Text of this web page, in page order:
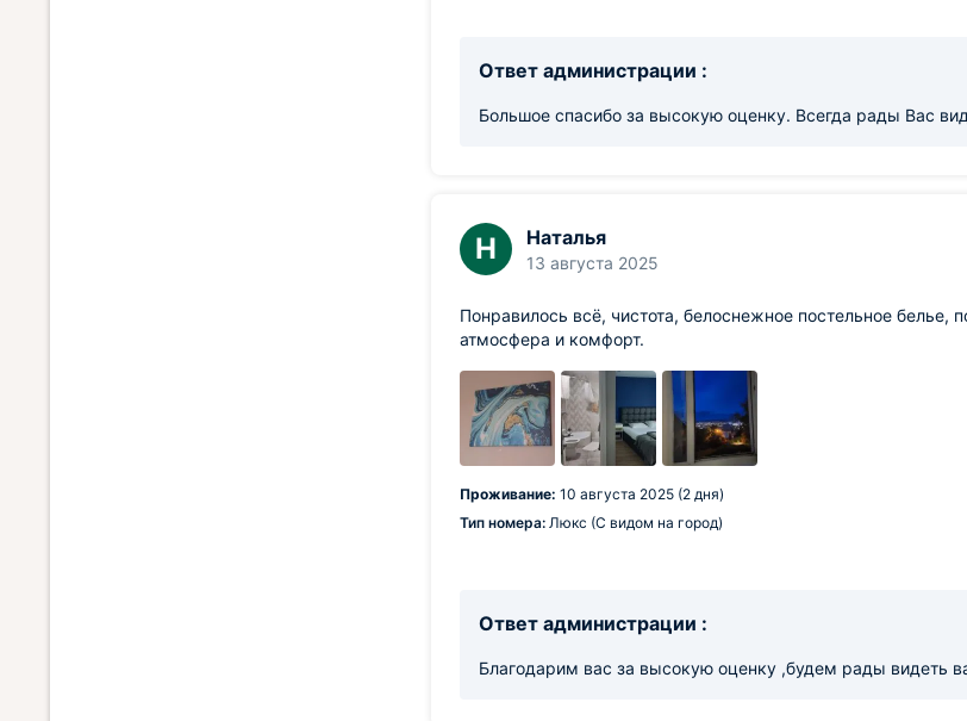
Ответ администрации :
Большое спасибо за высокую оценку. Всегда рады Вас
Н Наталья
13 августа 2025
Понравилось всё, чистота, белоснежное постельное белье,
атмосфера и комфорт.
Проживание: 10 августа 2025 (2 дня)
Тип номера: Люкс (С видом на город)
Ответ администрации :
Благодарим вас за высокую оценку ,будем рады видеть